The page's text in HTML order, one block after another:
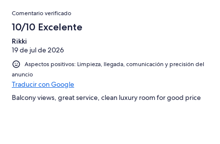
puntuación
Normal
una
puntuación
Mediocre
688
una
puntuación
de
Horrible
Comentarios
Comentario verificado
10/10 Excelente
Rikki
19 de jul de 2026
Aspectos positivos: Limpieza, llegada, comunicación y precisión del
anuncio
Traducir con Google
Balcony views, great service, clean luxury room for good price